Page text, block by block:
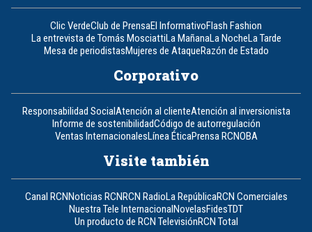
Clic VerdeClub de PrensaEl InformativoFlash Fashion
La entrevista de Tomás MosciattiLa MañanaLa NocheLa Tarde
Mesa de periodistasMujeres de AtaqueRazón de Estado
Corporativo
Responsabilidad SocialAtención al clienteAtención al inversionista
Informe de sostenibilidadCódigo de autorregulación
Ventas InternacionalesLínea ÉticaPrensa RCNOBA
Visite también
Canal RCNNoticias RCNRCN RadioLa RepúblicaRCN Comerciales
Nuestra Tele InternacionalNovelasFidesTDT
Un producto de RCN TelevisiónRCN Total